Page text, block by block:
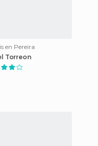
en Pereira
Torreon